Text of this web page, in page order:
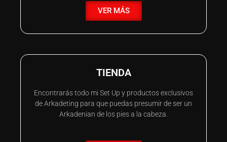
VER MÁS
TIENDA
Encontrarás todo mi Set Up y productos exclusivos
de Arkadeting para que puedas presumir de ser un
Arkadenian de los pies a la cabeza.